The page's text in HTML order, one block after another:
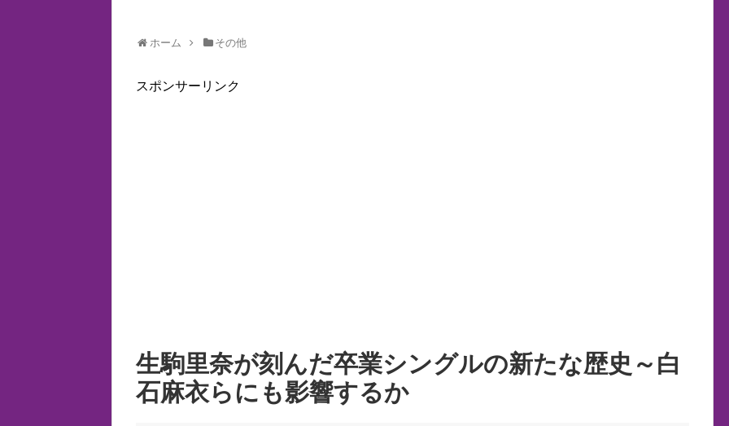
ホーム その他
スポンサーリンク
生駒里奈が刻んだ卒業シングルの新たな歴史～白
石麻衣らにも影響するか